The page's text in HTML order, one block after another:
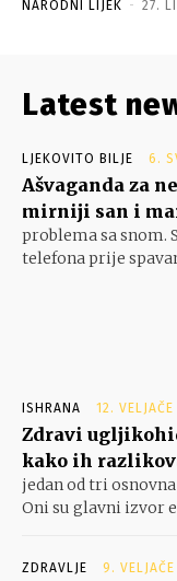
NARODNI LIJEK - 27.
Latest
LJEKOVITO BILJE 6.
Ašvaganda za
mirniji san i
problema sa snom.
telefona prije
ISHRANA 12.
Zdravi
kako ih
jedan od tri
Oni su glavni izvor
ZDRAVLJE 9.